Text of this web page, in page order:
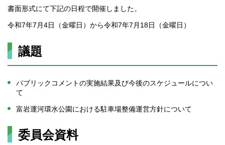
書面形式にて下記の日程で開催しました。
令和7年7月4日（金曜日）から令和7年7月18日（金曜日）
議題
パブリックコメントの実施結果及び今後のスケジュールについ
て
富岩運河環水公園における駐車場整備運営方針について
委員会資料